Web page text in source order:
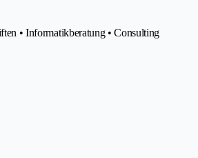
• Informatikberatung • Consulting